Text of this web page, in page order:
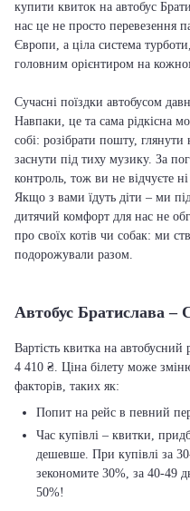
купити квиток на автобус
нас це не просто перевезення
Європи, а ціла система
головним орієнтиром на
Сучасні поїздки автобусом
Навпаки, це та сама рідкісна
собі: розібрати пошту, глянути
заснути під тиху музику. За
контроль, тож ви не відчуєте
Якщо з вами їдуть діти – ми
дитячий комфорт для нас не
про своїх котів чи собак: ми
подорожували разом.
Автобус Братислава –
Вартість квитка на
4 410 ₴. Ціна білету може
факторів, таких як:
Попит на рейс в певний
Час купівлі – квитки,
дешевше. При купівлі за
зекономите 30%, за 40-49
50%!